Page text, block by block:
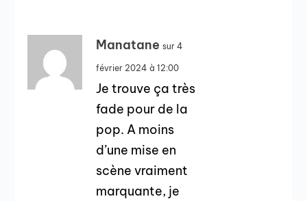
Manatane sur 4
février 2024 à 12:00
Je trouve ça très
fade pour de la
pop. A moins
d’une mise en
scène vraiment
marquante, je